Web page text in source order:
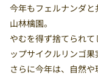
今年もフェルナンダ
山林檎園。
やむを得ず捨てられて
ップサイクルリンゴ果
さらに今年は、自然